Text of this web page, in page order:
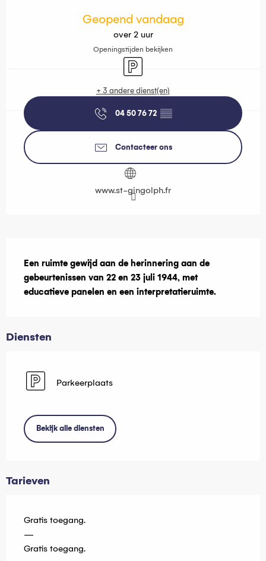
Geopend vandaag
over 2 uur
Openingstijden bekijken
Parkeerplaats
+ 3 andere dienst(en)
04 50 76 72 ▒▒
Contacteer ons
www.st-gingolph.fr
Een ruimte gewijd aan de herinnering aan de
gebeurtenissen van 22 en 23 juli 1944, met
educatieve panelen en een interpretatieruimte.
Diensten
Parkeerplaats
Bekijk alle diensten
Tarieven
Gratis toegang.
—
Gratis toegang.